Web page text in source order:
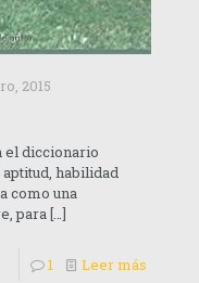
2015
el diccionario
habilidad
como una
para[…]
1 Leer más